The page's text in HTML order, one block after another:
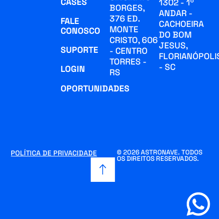
FALE
CONOSCO
SUPORTE
LOGIN
OPORTUNIDADES
BORGES,
376 ED.
MONTE
CRISTO, 606
- CENTRO
TORRES -
RS
1302 - 1º
ANDAR -
CACHOEIRA
DO BOM
JESUS,
- SC
© 2026 ASTRONAVE. TODOS
OS DIREITOS RESERVADOS.
POLÍTICA DE PRIVACIDADE